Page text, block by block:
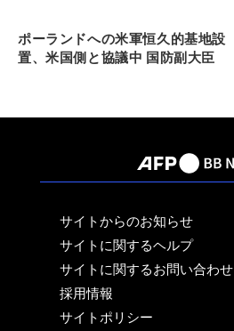
ポーランドへの米軍恒久的基地設
置、米国側と協議中 国防副大臣
サイトからのお知らせ
サイトに関するヘルプ
サイトに関するお問い合わせ
採用情報
サイトポリシー